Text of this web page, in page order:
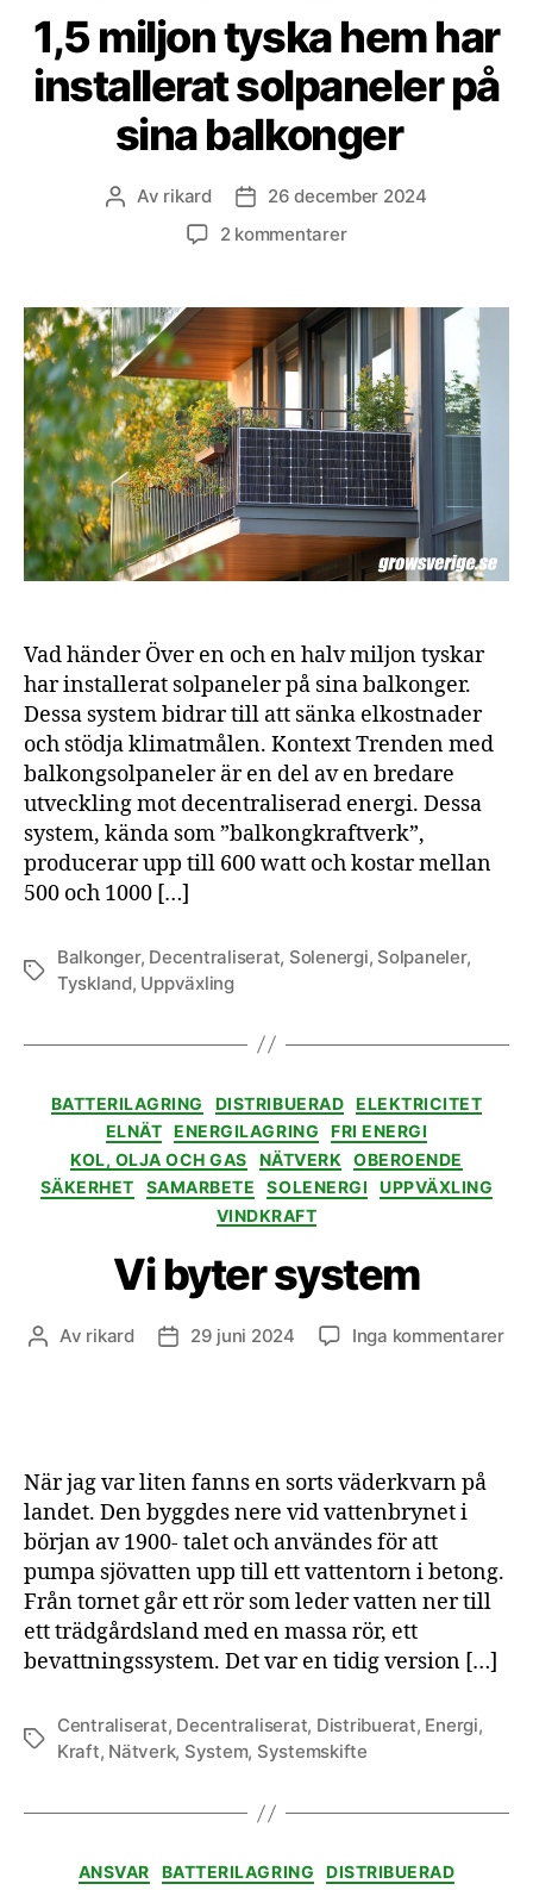
1,5 miljon tyska hem har
installerat solpaneler på
sina balkonger
Inläggsförfattare
Av rikard Inläggsdatum
26 december 2024
2 kommentarertill
tyska
hem
har
installerat
solpaneler
på
sina
balkonger
Vad händer Över en och en halv miljon tyskar
har installerat solpaneler på sina balkonger.
Dessa system bidrar till att sänka elkostnader
och stödja klimatmålen. Kontext Trenden med
balkongsolpaneler är en del av en bredare
utveckling mot decentraliserad energi. Dessa
system, kända som ”balkongkraftverk”,
producerar upp till 600 watt och kostar mellan
500 och 1000 […]
Etiketter
Balkonger, Decentraliserat, Solenergi, Solpaneler,
Tyskland, Uppväxling
Kategorier
BATTERILAGRING DISTRIBUERAD ELEKTRICITET
ELNÄT
ENERGILAGRING
FRI ENERGI
KOL, OLJA OCH GAS
NÄTVERK
OBEROENDE
SÄKERHET
SAMARBETE SOLENERGI
UPPVÄXLING
VINDKRAFT
Vi byter system
Inläggsförfattare
Av rikard Inläggsdatum
29 juni 2024 Inga kommentarertill
När jag var liten fanns en sorts väderkvarn på
landet. Den byggdes nere vid vattenbrynet i
början av 1900- talet och användes för att
pumpa sjövatten upp till ett vattentorn i betong.
Från tornet går ett rör som leder vatten ner till
ett trädgårdsland med en massa rör, ett
bevattningssystem. Det var en tidig version […]
Etiketter
Centraliserat, Decentraliserat, Distribuerat, Energi,
Kraft, Nätverk, System, Systemskifte
Kategorier
ANSVAR BATTERILAGRING
DISTRIBUERAD